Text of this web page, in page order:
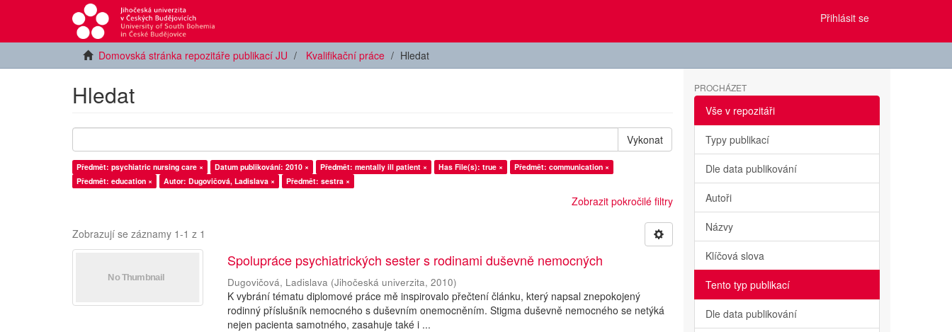
Přihlásit se
Domovská stránka repozitáře publikací JU Kvalifikační práce Hledat
Hledat
Vykonat
Předmět: psychiatric nursing care × Datum publikování: 2010 × Předmět: mentally ill patient × Has File(s): true ×
Předmět: communication ×
Předmět: education ×
Autor: Dugovičová, Ladislava × Předmět: sestra ×
Zobrazit pokročilé filtry
Zobrazují se záznamy 1-1 z 1
Spolupráce psychiatrických sester s rodinami duševně nemocných
Dugovičová, Ladislava (Jihočeská univerzita,2010)
K vybrání tématu diplomové práce mě inspirovalo přečtení článku, který napsal znepokojený
rodinný příslušník nemocného s duševním onemocněním. Stigma duševně nemocného se netýká
nejen pacienta samotného, zasahuje také i ...
PROCHÁZET
Vše v repozitáři
Typy publikací
Dle data publikování
Autoři
Názvy
Klíčová slova
Tento typ publikací
Dle data publikování